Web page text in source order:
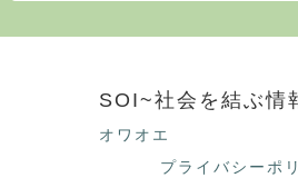
SOI~社会を結ぶ情
オワオエ
プライバシーポ